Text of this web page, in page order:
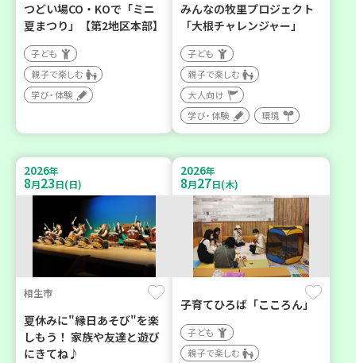
つどい場CO・KOで「ミニ
夏まつり」【第2地区本部】
子ども
親子で楽しむ
学び・体験
みんなの牧里プロジェクト
「大根チャレンジャー」
子ども
親子で楽しむ
大人向け
学び・体験
環境
2026年
8月23日(日)
相生市
夏休みに"縁日あそび"を楽
しもう！ 家族や友達と遊び
にきてね♪
2026年
8月27日(木)
子育てひろば「こころん」
子ども
親子で楽しむ